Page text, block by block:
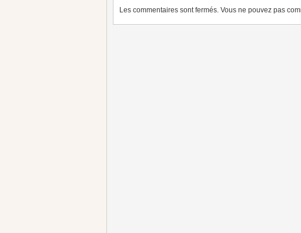
Les commentaires sont fermés. Vous ne pouvez pas